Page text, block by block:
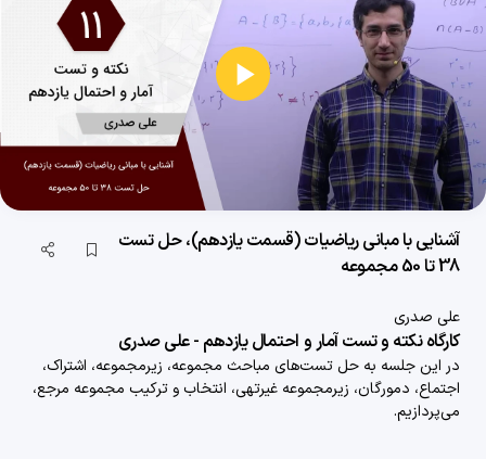
پخش
ویدیو
آشنایی با مبانی ریاضیات (قسمت یازدهم)، حل تست
38 تا 50 مجموعه
علی صدری
کارگاه نکته و تست آمار و احتمال یازدهم - علی صدری
در این جلسه به حل تست‌های مباحث مجموعه، زیرمجموعه، اشتراک،
اجتماع، دمورگان، زیرمجموعه غیرتهی، انتخاب و ترکیب مجموعه مرجع،
می‌پردازیم.
آشنایی با مبانی ریاضیات (قسمت دوم)، حل تست منطق ریاضی (قسمت دوم)
1403/11/13
آشنایی با مبانی ریاضیات (قسمت سوم)، حل تست منطق ریاضی (قسمت سوم)
35 دقیقه 1403/11/13
آشنایی با مبانی ریاضیات (قسمت چهارم)، حل تست منطق ریاضی (قسمت چهارم)
37 دقیقه 1403/11/13
33 دقیقه
آشنایی با مبانی ریاضیات (قسمت ششم)، حل تست منطق ریاضی (قسمت ششم)
30 دقیقه